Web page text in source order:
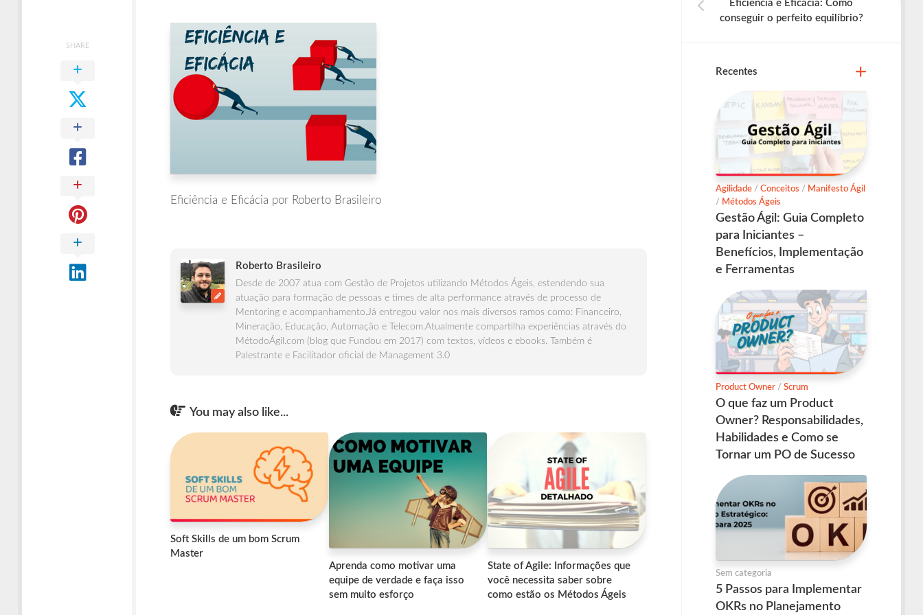
Ágeis
Eficiência e Eficácia por Roberto Brasileiro
SHARE
Roberto Brasileiro
Desde de 2007 atua com Gestão de Projetos utilizando Métodos Ágeis, estendendo sua
atuação para formação de pessoas e times de alta performance através de processo de
Mentoring e acompanhamento.Já entregou valor nos mais diversos ramos como: Financeiro,
Mineração, Educação, Automação e Telecom.Atualmente compartilha experiências através do
MétodoÁgil.com (blog que Fundou em 2017) com textos, vídeos e ebooks. Também é
Palestrante e Facilitador oficial de Management 3.0
You may also like...
Soft Skills de um bom Scrum
Master
Aprenda como motivar uma
equipe de verdade e faça isso
sem muito esforço
State of Agile: Informações que
você necessita saber sobre
como estão os Métodos Ágeis
Eficiência e Eficácia: Como
conseguir o perfeito equilíbrio?
Recentes
Agilidade / Conceitos / Manifesto Ágil
/ Métodos Ágeis
Gestão Ágil: Guia Completo
para Iniciantes –
Benefícios, Implementação
e Ferramentas
Product Owner / Scrum
O que faz um Product
Owner? Responsabilidades,
Habilidades e Como se
Tornar um PO de Sucesso
Sem categoria
5 Passos para Implementar
OKRs no Planejamento